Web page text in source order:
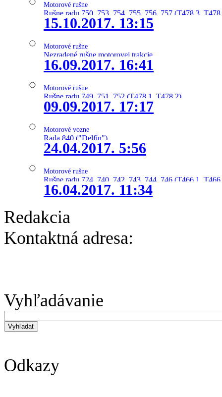
Motorové rušne
Rušne radu 750, 753, 754, 755, 756, 757 (T478.3,
15.10.2017. 13:15
Motorové rušne
Nezradené rušne motorovej trakcie
16.09.2017. 16:41
Motorové rušne
Rušne radu 749, 751, 752 (T478.1, T478.2)
09.09.2017. 17:17
Motorové vozne
Rada 840 ("Delfín")
24.04.2017. 5:56
Motorové rušne
Rušne radu 724, 740, 742, 743, 744, 746 (T466.1,
16.04.2017. 11:34
Redakcia
Kontaktná adresa:
Vyhľadávanie
Odkazy